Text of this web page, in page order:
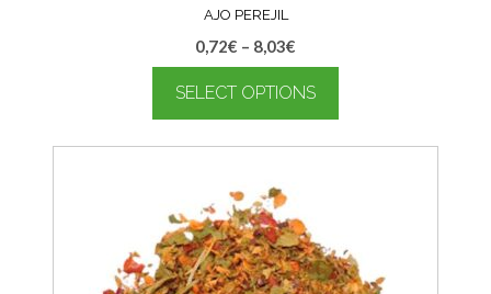
AJO PEREJIL
0,72€ – 8,03€
SELECT OPTIONS